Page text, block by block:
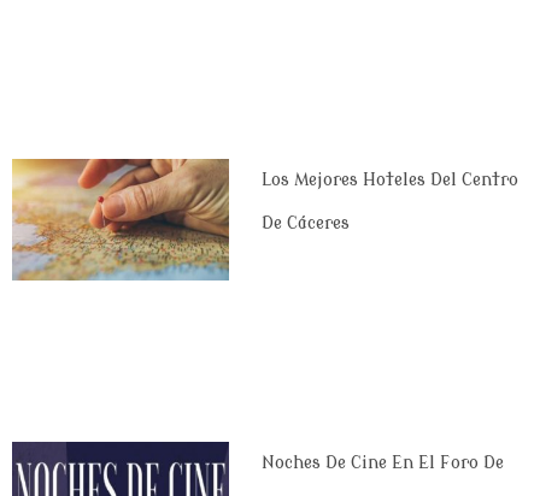
Los Mejores Hoteles Del Centro
De Cáceres
Noches De Cine En El Foro De